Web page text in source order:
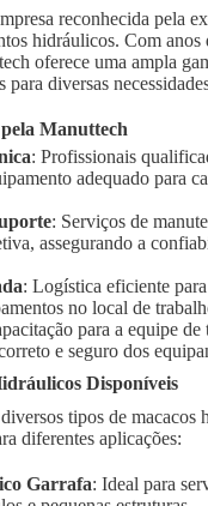
reconhecida pela
hidráulicos. Com anos
oferece uma ampla
diversas
Manuttech
: Profissionais
adequado para
: Serviços de
assegurando a
: Logística eficiente
no local de
para a equipe de
e seguro dos
Disponíveis
tipos de macacos
diferentes aplicações:
Garrafa: Ideal para